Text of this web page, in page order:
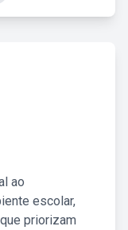
ao
escolar,
priorizam